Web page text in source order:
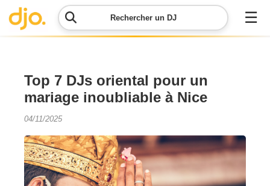
Rechercher un DJ ☰
Menu
Contacter
DJO
Lancer
ma
demande
Top 7 DJs oriental pour un
mariage inoubliable à Nice
04/11/2025